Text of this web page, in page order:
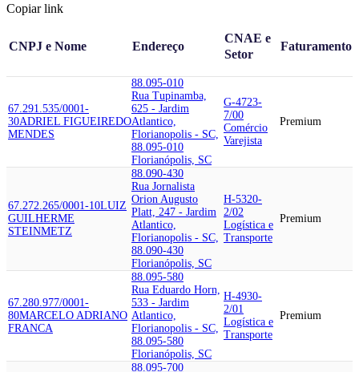
Copiar link
CNPJ e Nome Endereço
CNAE e
Setor
Faturamento
67.291.535/0001-
30ADRIEL FIGUEIREDO
MENDES
88.095-010
Rua Tupinamba,
625 - Jardim
Atlantico,
Florianopolis - SC,
88.095-010
Florianópolis, SC
G-4723-
7/00
Comércio
Varejista
Premium
67.272.265/0001-10LUIZ
GUILHERME
STEINMETZ
88.090-430
Rua Jornalista
Orion Augusto
Platt, 247 - Jardim
Atlantico,
Florianopolis - SC,
88.090-430
Florianópolis, SC
H-5320-
2/02
Logística e
Transporte
Premium
67.280.977/0001-
80MARCELO ADRIANO
FRANCA
88.095-580
Rua Eduardo Horn,
533 - Jardim
Atlantico,
Florianopolis - SC,
88.095-580
Florianópolis, SC
H-4930-
2/01
Logística e
Transporte
Premium
88.095-700